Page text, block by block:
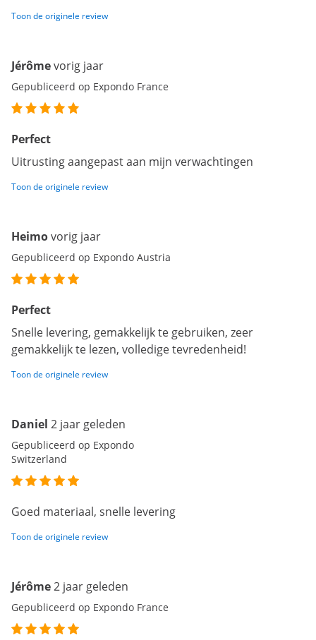
Toon de originele review
Jérômevorig jaar
Gepubliceerd op Expondo France
Perfect
Uitrusting aangepast aan mijn verwachtingen
Toon de originele review
Heimovorig jaar
Gepubliceerd op Expondo Austria
Perfect
Snelle levering, gemakkelijk te gebruiken, zeer
gemakkelijk te lezen, volledige tevredenheid!
Toon de originele review
Daniel 2 jaar geleden
Gepubliceerd op Expondo
Switzerland
Goed materiaal, snelle levering
Toon de originele review
Jérôme2 jaar geleden
Gepubliceerd op Expondo France